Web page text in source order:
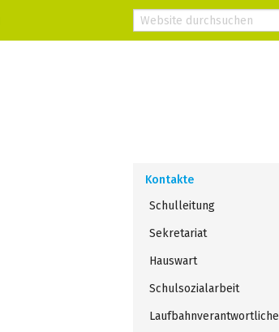
Kontakte
Schulleitung
Sekretariat
Hauswart
Schulsozialarbeit
Laufbahnverantwortliche